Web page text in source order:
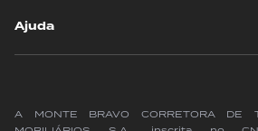
Ajuda
A MONTE BRAVO CORRETORA DE